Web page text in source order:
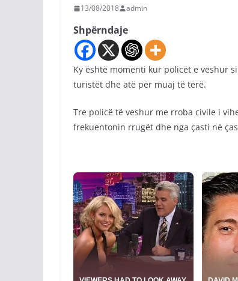
13/08/2018 admin
Shpërndaje
Ky është momenti kur policët e veshur
turistët dhe atë për muaj të tërë.
Tre policë të veshur me rroba civile i
frekuentonin rrugët dhe nga çasti në